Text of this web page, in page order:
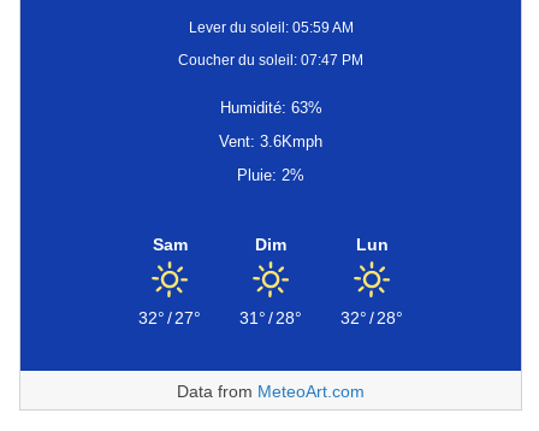
Lever du soleil: 05:59 AM
Coucher du soleil: 07:47 PM
Humidité: 63%
Vent: 3.6Kmph
Pluie: 2%
Sam
32°/27°
Dim
31°/28°
Lun
32°/28°
Data from MeteoArt.com